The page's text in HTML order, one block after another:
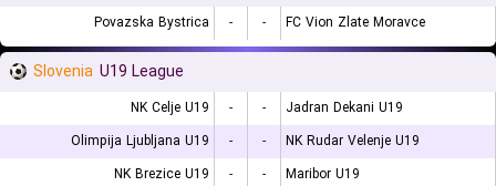
Povazska Bystrica - - FC Vion Zlate Moravce
Slovenia U19 League
NK Celje U19 - -
Jadran Dekani U19
Olimpija Ljubljana U19
- -
NK Rudar Velenje U19
NK Brezice U19
- -
Maribor U19